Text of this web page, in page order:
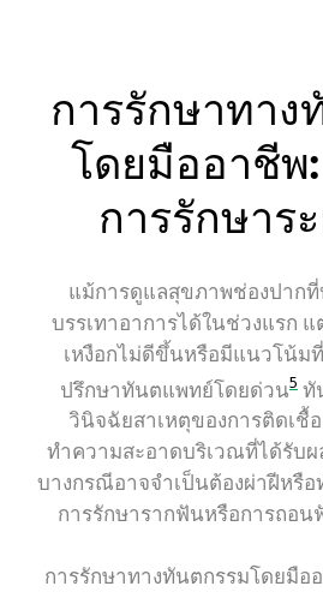
การรักษาทาง
โดยมืออาชีพ
การรักษาร
แม้การดูแลสุขภาพช่องปาก
บรรเทาอาการได้ในช่วงแรก
เหงือกไม่ดีขึ้นหรือมีแนวโน้ม
ปรึกษาทันตแพทย์โดยด่วน5ทั
วินิจฉัยสาเหตุของการติดเชื้
ทำความสะอาดบริเวณที่ได้รับ
บางกรณีอาจจำเป็นต้องผ่าฝีหรื
การรักษารากฟันหรือการถอ
การรักษาทางทันตกรรมโดยมือ